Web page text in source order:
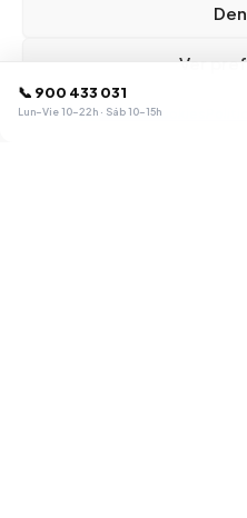
Ver
Política de cookies
📞 900 433 031
Lun–Vie 10–22h · Sáb 10–15h